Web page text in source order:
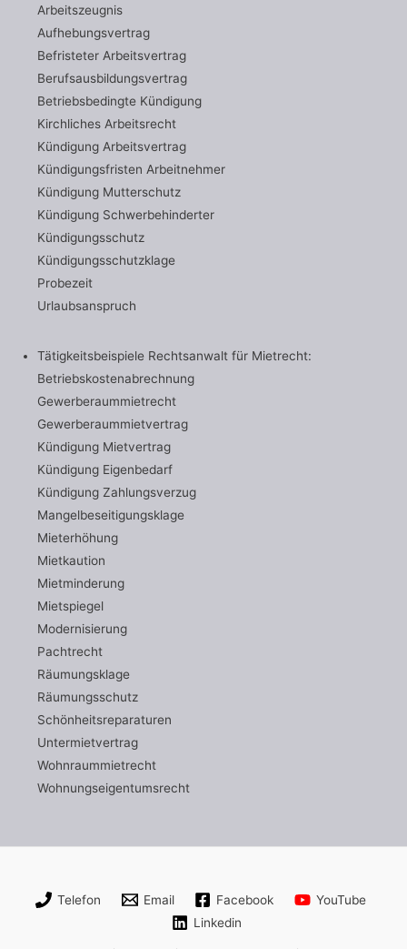
Arbeitszeugnis
Aufhebungsvertrag
Befristeter Arbeitsvertrag
Berufsausbildungsvertrag
Betriebsbedingte Kündigung
Kirchliches Arbeitsrecht
Kündigung Arbeitsvertrag
Kündigungsfristen Arbeitnehmer
Kündigung Mutterschutz
Kündigung Schwerbehinderter
Kündigungsschutz
Kündigungsschutzklage
Probezeit
Urlaubsanspruch
Tätigkeitsbeispiele Rechtsanwalt für Mietrecht:
Betriebskostenabrechnung
Gewerberaummietrecht
Gewerberaummietvertrag
Kündigung Mietvertrag
Kündigung Eigenbedarf
Kündigung Zahlungsverzug
Mangelbeseitigungsklage
Mieterhöhung
Mietkaution
Mietminderung
Mietspiegel
Modernisierung
Pachtrecht
Räumungsklage
Räumungsschutz
Schönheitsreparaturen
Untermietvertrag
Wohnraummietrecht
Wohnungseigentumsrecht
Telefon Email Facebook
YouTube
Linkedin